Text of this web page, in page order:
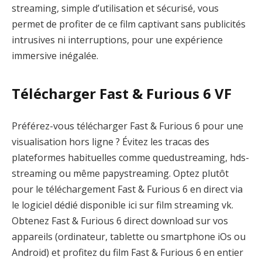
streaming, simple d’utilisation et sécurisé, vous
permet de profiter de ce film captivant sans publicités
intrusives ni interruptions, pour une expérience
immersive inégalée.
Télécharger Fast & Furious 6 VF
Préférez-vous télécharger Fast & Furious 6 pour une
visualisation hors ligne ? Évitez les tracas des
plateformes habituelles comme quedustreaming, hds-
streaming ou même papystreaming. Optez plutôt
pour le téléchargement Fast & Furious 6 en direct via
le logiciel dédié disponible ici sur film streaming vk.
Obtenez Fast & Furious 6 direct download sur vos
appareils (ordinateur, tablette ou smartphone iOs ou
Android) et profitez du film Fast & Furious 6 en entier